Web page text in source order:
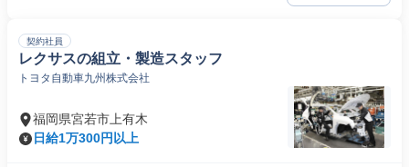
契約社員
レクサスの組立・製造スタッフ
トヨタ自動車九州株式会社
福岡県宮若市上有木
日給1万300円以上